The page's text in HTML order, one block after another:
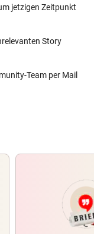
jetzigen Zeitpunkt
Story
Team per Mail